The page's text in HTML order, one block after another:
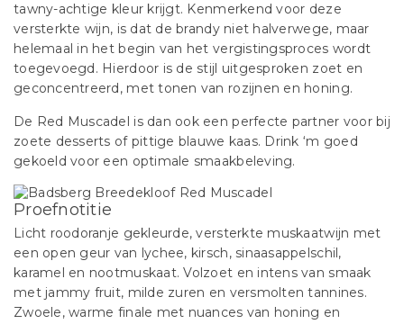
tawny-achtige kleur krijgt. Kenmerkend voor deze
versterkte wijn, is dat de brandy niet halverwege, maar
helemaal in het begin van het vergistingsproces wordt
toegevoegd. Hierdoor is de stijl uitgesproken zoet en
geconcentreerd, met tonen van rozijnen en honing.
De Red Muscadel is dan ook een perfecte partner voor bij
zoete desserts of pittige blauwe kaas. Drink ‘m goed
gekoeld voor een optimale smaakbeleving.
Proefnotitie
Licht roodoranje gekleurde, versterkte muskaatwijn met
een open geur van lychee, kirsch, sinaasappelschil,
karamel en nootmuskaat. Volzoet en intens van smaak
met jammy fruit, milde zuren en versmolten tannines.
Zwoele, warme finale met nuances van honing en